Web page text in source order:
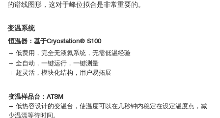
的谱线图形，这对于峰位拟合是非常重要的。
变温系统
恒温器：基于Cryostation® S100
+ 低费用，完全无液氦系统，无需低温经验
+ 全自动，一键运行，一键测量
+ 超灵活，模块化结构，用户易拓展
变温样品台：ATSM
+ 低热容设计的变温台，使温度可以在几秒钟内稳定在设定温度点，减
少温漂等待时间。